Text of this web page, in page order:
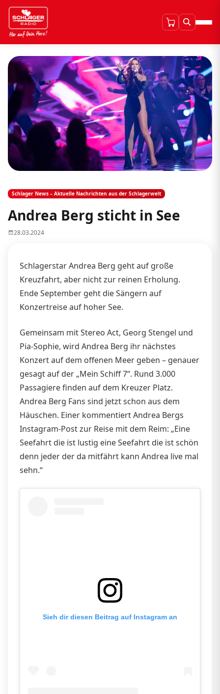
Schlager News – Aktuelle Nachrichten aus der Schlagerwelt
Andrea Berg sticht in See
28.03.2024
Schlagerstar Andrea Berg geht auf große
Kreuzfahrt, aber nicht zur reinen Erholung.
Ende September geht die Sängern auf
Konzertreise auf hoher See.
Gemeinsam mit Stereo Act, Georg Stengel und
Pia-Sophie, wird Andrea Berg ihr nächstes
Konzert auf dem offenen Meer geben – genauer
gesagt auf der „Mein Schiff 7“. Rund 3.000
Passagiere finden auf dem Kreuzer Platz.
Andrea Berg Fans sind jetzt schon aus dem
Häuschen. Einer kommentiert Andrea Bergs
Instagram-Post zur Reise mit dem Reim: „Eine
Seefahrt die ist lustig eine Seefahrt die ist schön
denn jeder der da mitfährt kann Andrea live mal
sehn.“
Sieh dir diesen Beitrag auf Instagram an